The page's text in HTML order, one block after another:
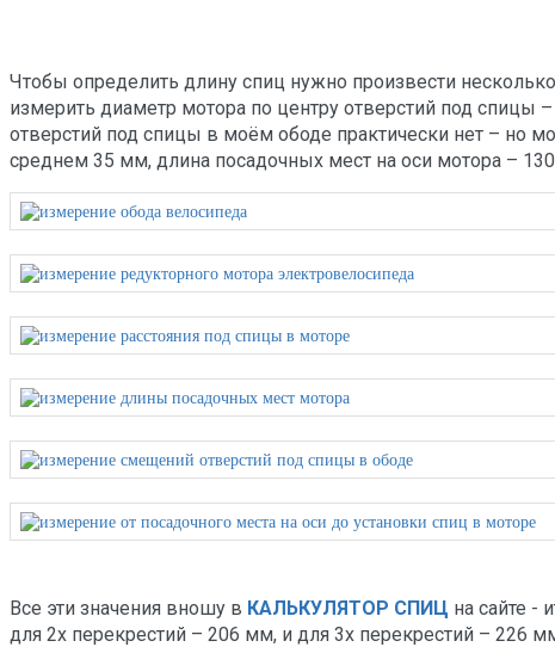
Чтобы определить длину спиц нужно произвести
измерить диаметр мотора по центру отверстий под
отверстий под спицы в моём ободе практически нет – но
среднем 35 мм, длина посадочных мест на оси мотора –
Все эти значения вношу в КАЛЬКУЛЯТОР СПИЦ на сайте -
для 2х перекрестий – 206 мм, и для 3х перекрестий – 226